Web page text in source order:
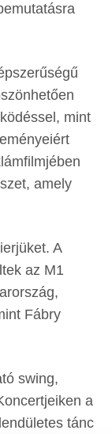
mint
amely
A
az M1
Fábry
swing,
a
tánc